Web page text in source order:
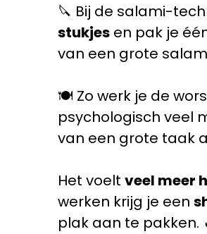
🔪 Bij de salami-
stukjes en pak je
van een grote
🍽️ Zo werk je de
psychologisch veel
van een grote taak
Het voelt veel meer
werken krijg je een
plak aan te pakken.